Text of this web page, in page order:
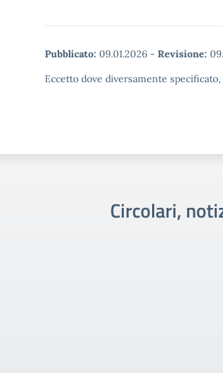
Pubblicato: 09.01.2026 - Revisione:
Eccetto dove diversamente
Circolari,